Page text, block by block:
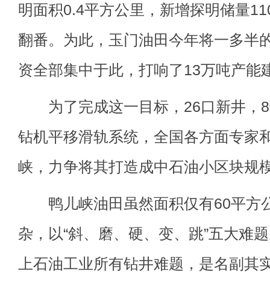
明面积0.4平方公里，新增探明储量
翻番。为此，玉门油田今年将一多半
资全部集中于此，打响了13万吨产能
为了完成这一目标，26口新井，8
钻机平移滑轨系统，全国各方面专家
峡，力争将其打造成中石油小区块规
鸭儿峡油田虽然面积仅有60平方
杂，以“斜、磨、硬、变、跳”五大难
上石油工业所有钻井难题，是名副其